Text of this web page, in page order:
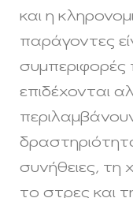
και η
παράγοντες
επιδέχονται
συνήθειες, τη
το στρες και